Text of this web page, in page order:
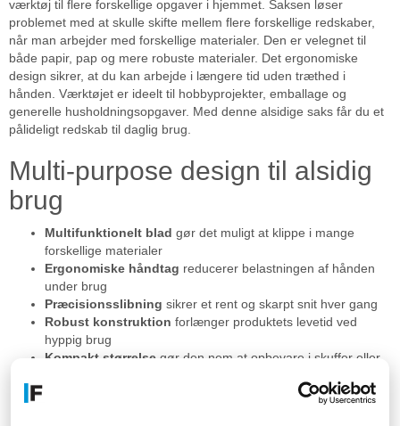
værktøj til flere forskellige opgaver i hjemmet. Saksen løser
problemet med at skulle skifte mellem flere forskellige redskaber,
når man arbejder med forskellige materialer. Den er velegnet til
både papir, pap og mere robuste materialer. Det ergonomiske
design sikrer, at du kan arbejde i længere tid uden træthed i
hånden. Værktøjet er ideelt til hobbyprojekter, emballage og
generelle husholdningsopgaver. Med denne alsidige saks får du et
pålideligt redskab til daglig brug.
Multi-purpose design til alsidig
brug
Multifunktionelt blad gør det muligt at klippe i mange
forskellige materialer
Ergonomiske håndtag reducerer belastningen af hånden
under brug
Præcisionsslibning sikrer et rent og skarpt snit hver gang
Robust konstruktion forlænger produktets levetid ved
hyppig brug
Kompakt størrelse gør den nem at opbevare i skuffer eller